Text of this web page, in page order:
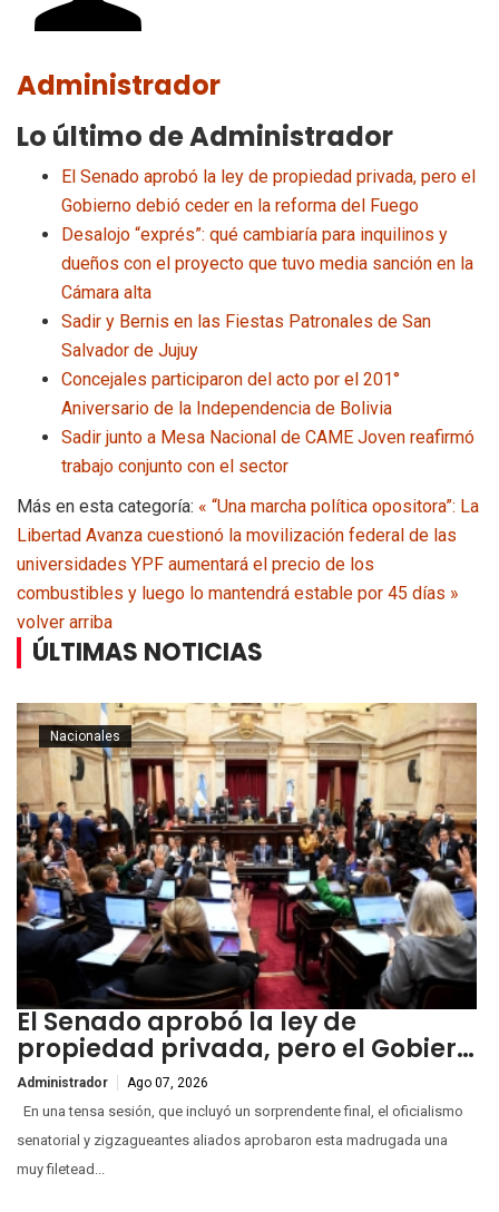
Administrador
Lo último de Administrador
El Senado aprobó la ley de propiedad privada, pero el
Gobierno debió ceder en la reforma del Fuego
Desalojo “exprés”: qué cambiaría para inquilinos y
dueños con el proyecto que tuvo media sanción en la
Cámara alta
Sadir y Bernis en las Fiestas Patronales de San
Salvador de Jujuy
Concejales participaron del acto por el 201°
Aniversario de la Independencia de Bolivia
Sadir junto a Mesa Nacional de CAME Joven reafirmó
trabajo conjunto con el sector
Más en esta categoría: « “Una marcha política opositora”: La
Libertad Avanza cuestionó la movilización federal de las
universidades YPF aumentará el precio de los
combustibles y luego lo mantendrá estable por 45 días »
volver arriba
ÚLTIMAS NOTICIAS
El Senado aprobó la ley de
propiedad privada, pero el Gobier…
Administrador Ago 07, 2026
Nacionales
En una tensa sesión, que incluyó un sorprendente final, el oficialismo
senatorial y zigzagueantes aliados aprobaron esta madrugada una
muy filetead...